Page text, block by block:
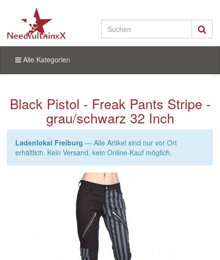
Alle Kategorien
Black Pistol - Freak Pants Stripe -
grau/schwarz 32 Inch
Ladenlokal Freiburg — Alle Artikel sind nur vor Ort
erhältlich. Kein Versand, kein Online-Kauf möglich.